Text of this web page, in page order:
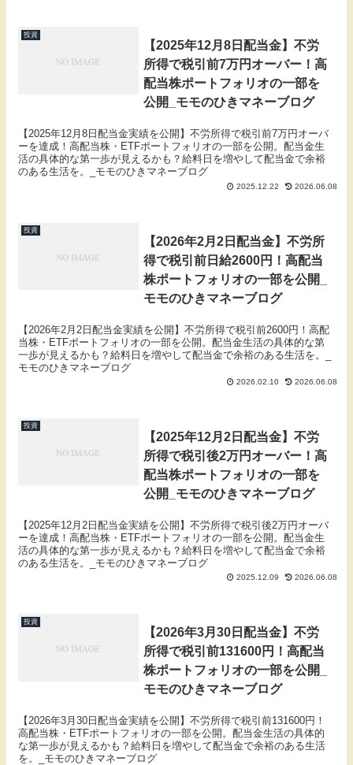
投資
【2025年12月8日配当金】不労
所得で税引前7万円オーバー！高
配当株ポートフォリオの一部を
公開_モモのひきマネーブログ
【2025年12月8日配当金実績を公開】不労所得で税引前7万円オーバ
ーを達成！高配当株・ETFポートフォリオの一部を公開。配当金生
活の具体的な第一歩が見えるかも？給料日を増やして配当金で余裕
のある生活を。_モモのひきマネーブログ
2025.12.22 2026.06.08
投資
【2026年2月2日配当金】不労所
得で税引前日給2600円！高配当
株ポートフォリオの一部を公開_
モモのひきマネーブログ
【2026年2月2日配当金実績を公開】不労所得で税引前2600円！高配
当株・ETFポートフォリオの一部を公開。配当金生活の具体的な第
一歩が見えるかも？給料日を増やして配当金で余裕のある生活を。_
モモのひきマネーブログ
2026.02.10 2026.06.08
投資
【2025年12月2日配当金】不労
所得で税引後2万円オーバー！高
配当株ポートフォリオの一部を
公開_モモのひきマネーブログ
【2025年12月2日配当金実績を公開】不労所得で税引後2万円オーバ
ーを達成！高配当株・ETFポートフォリオの一部を公開。配当金生
活の具体的な第一歩が見えるかも？給料日を増やして配当金で余裕
のある生活を。_モモのひきマネーブログ
2025.12.09 2026.06.08
投資
【2026年3月30日配当金】不労
所得で税引前131600円！高配当
株ポートフォリオの一部を公開_
モモのひきマネーブログ
【2026年3月30日配当金実績を公開】不労所得で税引前131600円！
高配当株・ETFポートフォリオの一部を公開。配当金生活の具体的
な第一歩が見えるかも？給料日を増やして配当金で余裕のある生活
を。_モモのひきマネーブログ